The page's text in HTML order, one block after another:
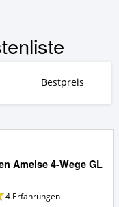
Bestpreis
Ameise 4-Wege GL
4 Erfahrungen